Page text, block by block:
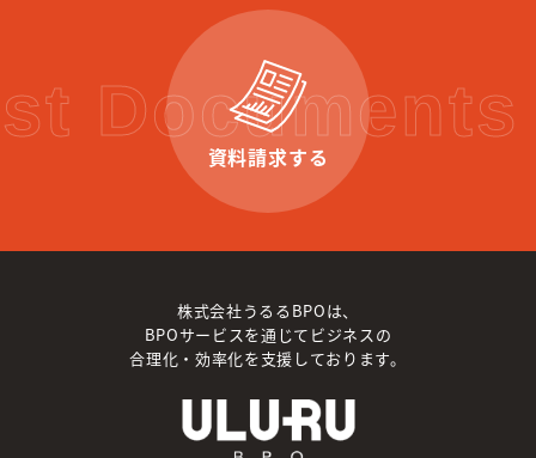
資料請求する
株式会社うるるBPOは、
BPOサービスを通じてビジネスの
合理化・効率化を支援しております。